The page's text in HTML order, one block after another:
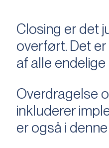
Closing er det
overført. Det
af alle
Overdragelse
inkluderer
er også i